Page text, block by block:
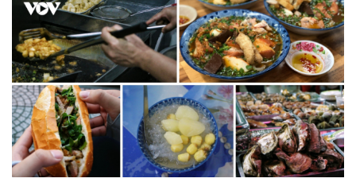
Văn hóa
Sân khấu - Điện ảnh
Văn học
Âm nhạc
Di sản
Giải trí
Nghệ sĩ
Thời trang
Sao Việt